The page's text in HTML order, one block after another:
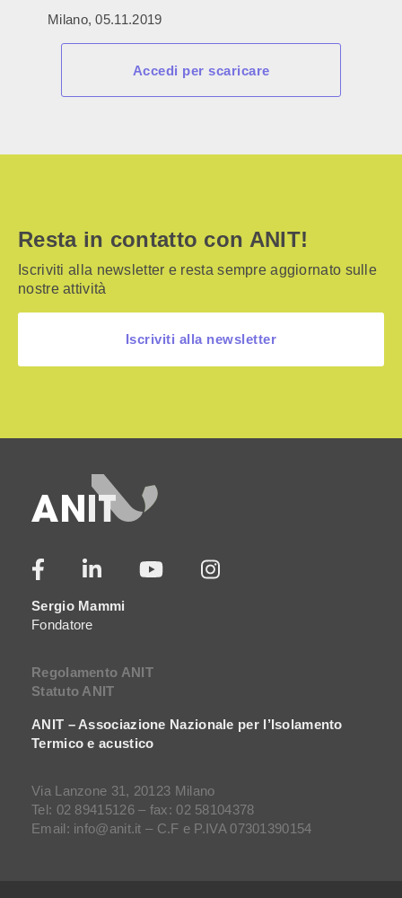
Milano, 05.11.2019
Accedi per scaricare
Resta in contatto con ANIT!
Iscriviti alla newsletter e resta sempre aggiornato sulle
nostre attività
Iscriviti alla newsletter
Sergio Mammi
Fondatore
Regolamento ANIT
Statuto ANIT
ANIT – Associazione Nazionale per l’Isolamento
Termico e acustico
Via Lanzone 31, 20123 Milano
Tel: 02 89415126 – fax: 02 58104378
Email: info@anit.it – C.F e P.IVA 07301390154